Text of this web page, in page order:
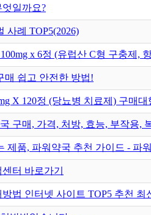
일까요?
사례 TOP5(2026)
x 6정 (유럽산 C형 구충제,
매 쉽고 안전한 방법!
X 120정 (당뇨병 치료제) 구매
구매, 가격, 처방, 효능, 부작용,
제품, 파워약국 추천 가이드 - 파
터 바로가기
법 인터넷 사이트 TOP5 추천